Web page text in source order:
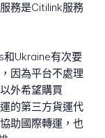
務是Citilink服務
和Ukraine有次要
因為平台不處理
外希望購買
的第三方貨運代
助國際轉運，也